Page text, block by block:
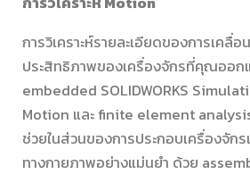
การวิเคราะห์รายละเอียดของการเคลื่อ
ประสิทธิภาพของเครื่องจักรที่คุณออก
embedded SOLIDWORKS
Motion และ finite element
ช่วยในส่วนของการประกอบเครื่องจัก
ทางกายภาพอย่างแม่นยำ ด้วย